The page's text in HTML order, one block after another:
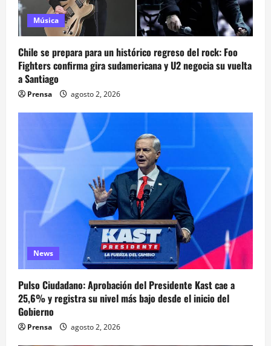
Música
Chile se prepara para un histórico regreso del rock: Foo
Fighters confirma gira sudamericana y U2 negocia su vuelta
a Santiago
Prensa agosto 2, 2026
News
Pulso Ciudadano: Aprobación del Presidente Kast cae a
25,6% y registra su nivel más bajo desde el inicio del
Gobierno
Prensa agosto 2, 2026